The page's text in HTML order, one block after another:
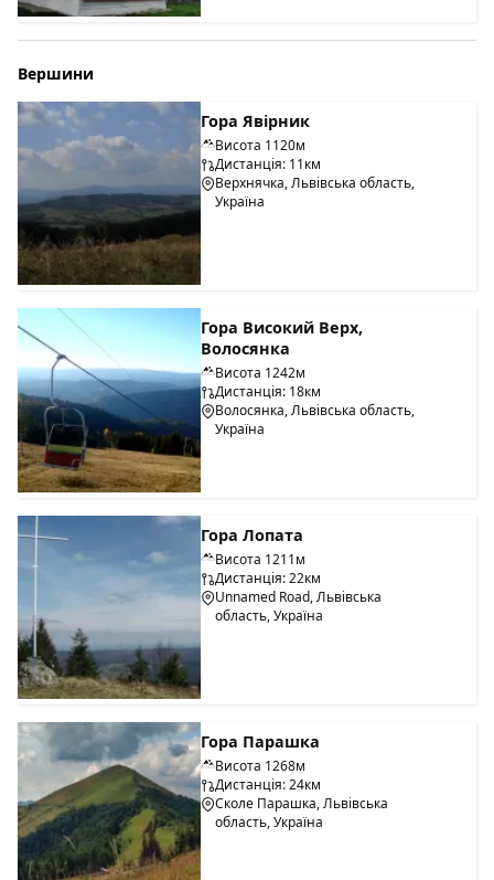
Вершини
Гора Явірник
Висота 1120м
Дистанція: 11км
Верхнячка, Львівська область,
Україна
Гора Високий Верх,
Волосянка
Висота 1242м
Дистанція: 18км
Волосянка, Львівська область,
Україна
Гора Лопата
Висота 1211м
Дистанція: 22км
Unnamed Road, Львівська
область, Україна
Гора Парашка
Висота 1268м
Дистанція: 24км
Сколе Парашка, Львівська
область, Україна